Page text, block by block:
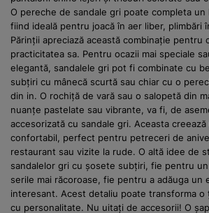
O pereche de sandale gri poate completa un
fiind ideală pentru joacă în aer liber, plimbări
Părinții apreciază această combinație pentru
practicitatea sa. Pentru ocazii mai speciale
elegantă, sandalele gri pot fi combinate cu
subțiri cu mânecă scurtă sau chiar cu o
din in. O rochiță de vară sau o salopetă din
nuanțe pastelate sau vibrante, va fi, de
accesorizată cu sandale gri. Aceasta
confortabil, perfect pentru petreceri de
restaurant sau vizite la rude. O altă idee de
sandalelor gri cu șosete subțiri, fie pentru
serile mai răcoroase, fie pentru a adăuga un
interesant. Acest detaliu poate transforma o
cu personalitate. Nu uitați de accesorii! O